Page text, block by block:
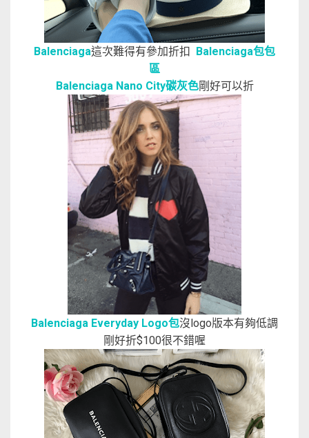
Balenciaga這次難得有參加折扣
Balenciaga包包
區
Balenciaga Nano City碳灰色剛好可以折
Balenciaga Everyday Logo包沒logo版本有夠低調
剛好折$100很不錯喔